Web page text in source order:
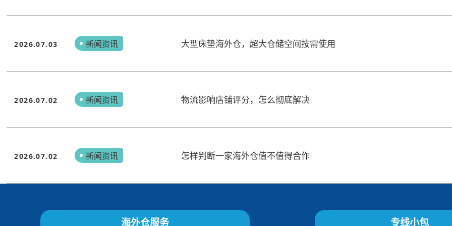
2026.07.03 新闻资讯 大型床垫海外仓，超大仓储空间按需使用
2026.07.02 新闻资讯 物流影响店铺评分，怎么彻底解决
2026.07.02 新闻资讯 怎样判断一家海外仓值不值得合作
海外仓服务 专线小包